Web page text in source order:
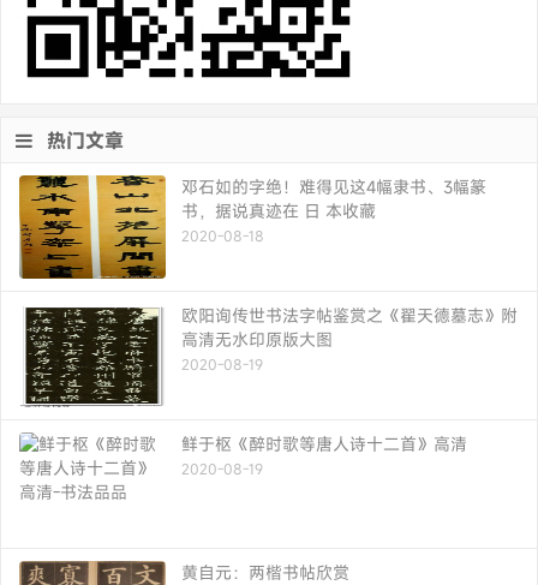
热门文章
邓石如的字绝！难得见这4幅隶书、3幅篆
书，据说真迹在 日 本收藏
2020-08-18
欧阳询传世书法字帖鉴赏之《翟天德墓志》附
高清无水印原版大图
2020-08-19
鲜于枢《醉时歌等唐人诗十二首》高清
2020-08-19
黄自元：两楷书帖欣赏